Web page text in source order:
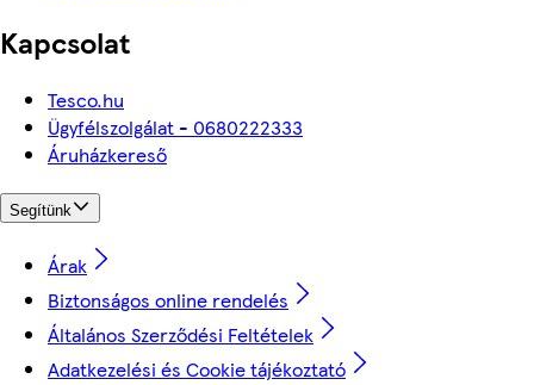
Kapcsolat
Tesco.hu
Ügyfélszolgálat - 0680222333
Áruházkereső
Segítünk
Árak
Biztonságos online rendelés
Általános Szerződési Feltételek
Adatkezelési és Cookie tájékoztató